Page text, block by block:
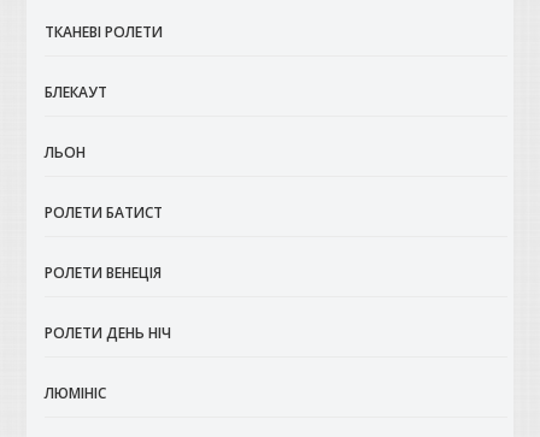
ТКАНЕВІ РОЛЕТИ
БЛЕКАУТ
ЛЬОН
РОЛЕТИ БАТИСТ
РОЛЕТИ ВЕНЕЦІЯ
РОЛЕТИ ДЕНЬ НІЧ
ЛЮМІНІС